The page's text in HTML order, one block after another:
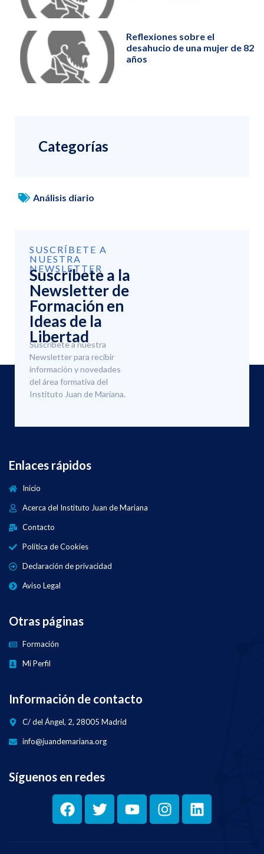
Reflexiones sobre el
desahucio de una mujer de 82
años
Categorías
Análisis diario
SUSCRÍBETE A
NUESTRA
NEWSLETTER
Suscríbete a la
Newsletter de
Formación en
Ideas de la
Libertad
Suscríbete a nuestra
Newsletter para recibir
información y novedades
del área formativa del
Instituto Juan de Mariana.
Enlaces rápidos
Inicio
Acerca del Instituto Juan de Mariana
Contacto
Política de Cookies
Declaración de privacidad
Aviso Legal
Otras páginas
Formación
Mi Perfil
Información de contacto
C/ del Ángel, 2, 28005 Madrid
info@juandemariana.org
Síguenos en redes